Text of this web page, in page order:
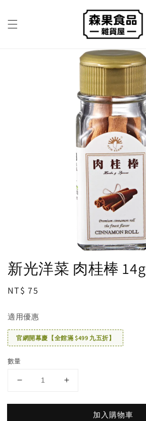
新光洋菜 肉桂棒 14g
Regular
NT$ 75
適用優惠
官網開幕慶【全館滿 $499 九五折】
數量
加入購物車